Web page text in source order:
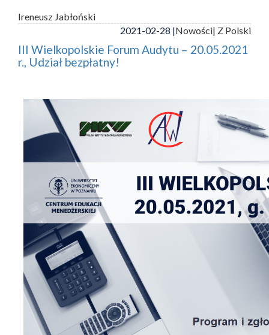
Ireneusz Jabłoński
2021-02-28 |Nowości| Z Polski
III Wielkopolskie Forum Audytu – 20.05.2021
r., Udział bezpłatny!